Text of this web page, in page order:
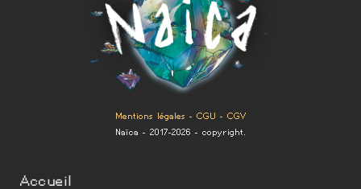
Mentions légales - CGU - CGV
Naïca - 2017-2026 - copyright.
Accueil